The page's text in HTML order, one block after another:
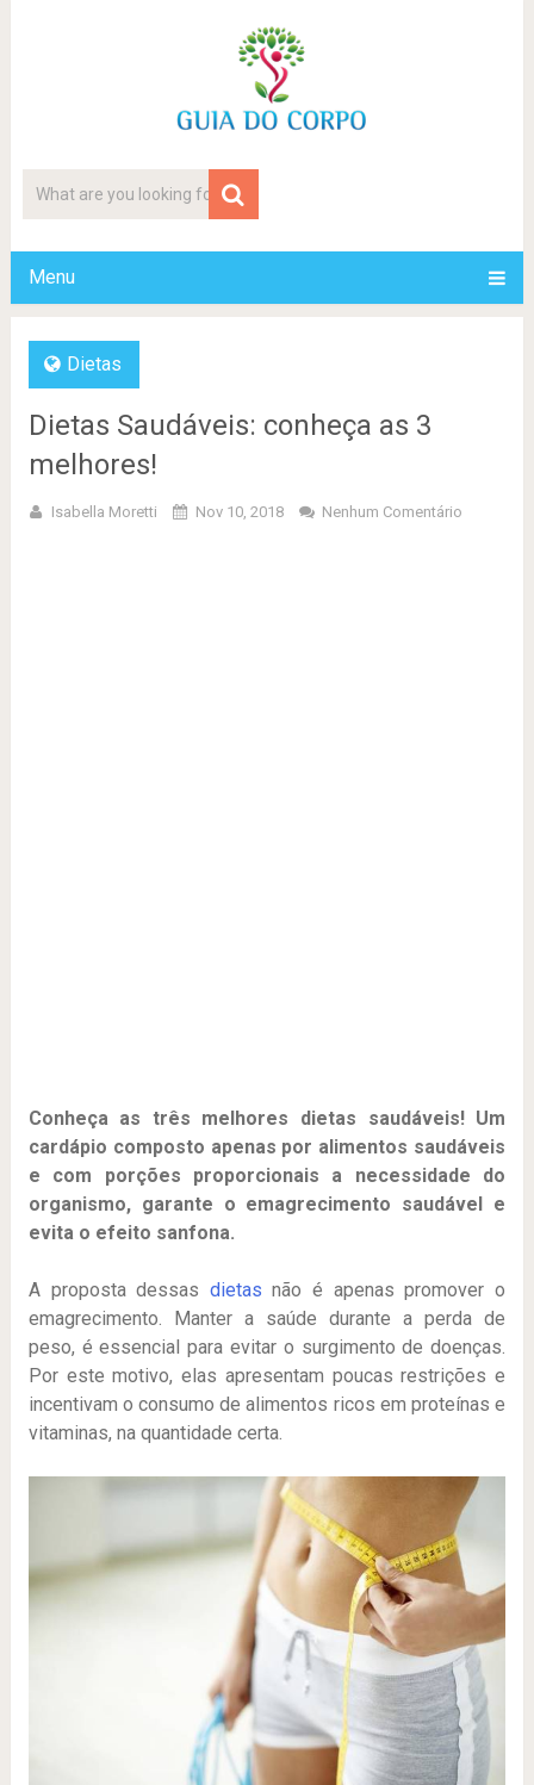
Menu
Dietas
Dietas Saudáveis: conheça as 3
melhores!
Isabella Moretti Nov 10, 2018 Nenhum Comentário
Conheça as três melhores dietas saudáveis! Um
cardápio composto apenas por alimentos saudáveis
e com porções proporcionais a necessidade do
organismo, garante o emagrecimento saudável e
evita o efeito sanfona.
A proposta dessas dietas não é apenas promover o
emagrecimento. Manter a saúde durante a perda de
peso, é essencial para evitar o surgimento de doenças.
Por este motivo, elas apresentam poucas restrições e
incentivam o consumo de alimentos ricos em proteínas e
vitaminas, na quantidade certa.